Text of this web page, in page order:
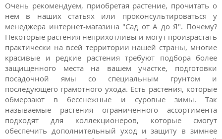
Очень рекомендуем, приобретая растение, прочитать о
нем в наших статьях или проконсультироваться у
менеджера интернет-магазина "Сад от А до Я". Почему?
Некоторые растения неприхотливы и могут произрастать
практически на всей территории нашей страны, многие
красивые и редкие растения требуют подбора более
защищенного места на вашем участке, подготовки
посадочной ямы со специальным грунтом и
последующего грамотного ухода. Есть растения, которые
обмерзают в бесснежные и суровые зимы. Так
называемые растения ограниченного ассортимента
подходят для коллекционеров, которые смогут
обеспечить дополнительный уход и защиту в зимнее